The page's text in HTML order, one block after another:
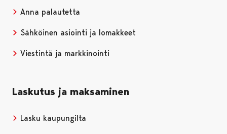
Anna palautetta
Sähköinen asiointi ja lomakkeet
Viestintä ja markkinointi
Laskutus ja maksaminen
Lasku kaupungilta